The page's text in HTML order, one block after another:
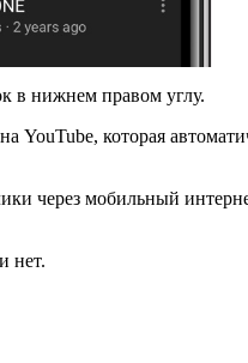
в нижнем правом углу.
YouTube, которая
через мобильный
нет.